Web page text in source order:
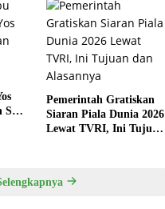
Pemerintah Gratiskan
Siaran Piala Dunia 2026
Lewat TVRI, Ini Tujuan